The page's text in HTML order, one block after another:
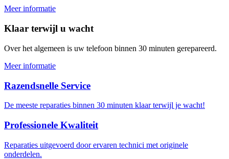
Meer informatie
Klaar terwijl u wacht
Over het algemeen is uw telefoon binnen 30 minuten gerepareerd.
Meer informatie
Razendsnelle Service
De meeste reparaties binnen 30 minuten klaar terwijl je wacht!
Professionele Kwaliteit
Reparaties uitgevoerd door ervaren technici met originele
onderdelen.